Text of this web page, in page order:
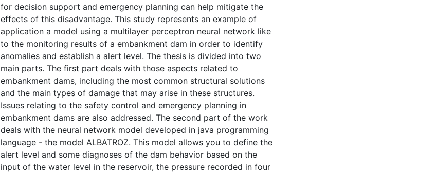
for decision support and emergency planning can help mitigate the
effects of this disadvantage. This study represents an example of
application a model using a multilayer perceptron neural network like
to the monitoring results of a embankment dam in order to identify
anomalies and establish a alert level. The thesis is divided into two
main parts. The first part deals with those aspects related to
embankment dams, including the most common structural solutions
and the main types of damage that may arise in these structures.
Issues relating to the safety control and emergency planning in
embankment dams are also addressed. The second part of the work
deals with the neural network model developed in java programming
language - the model ALBATROZ. This model allows you to define the
alert level and some diagnoses of the dam behavior based on the
input of the water level in the reservoir, the pressure recorded in four